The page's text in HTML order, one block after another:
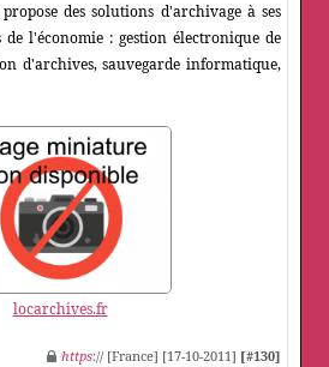
des solutions d'archivage à ses
de l'économie : gestion électronique de
d'archives, sauvegarde informatique,
locarchives.fr
https:// [France] [17-10-2011] [#130]